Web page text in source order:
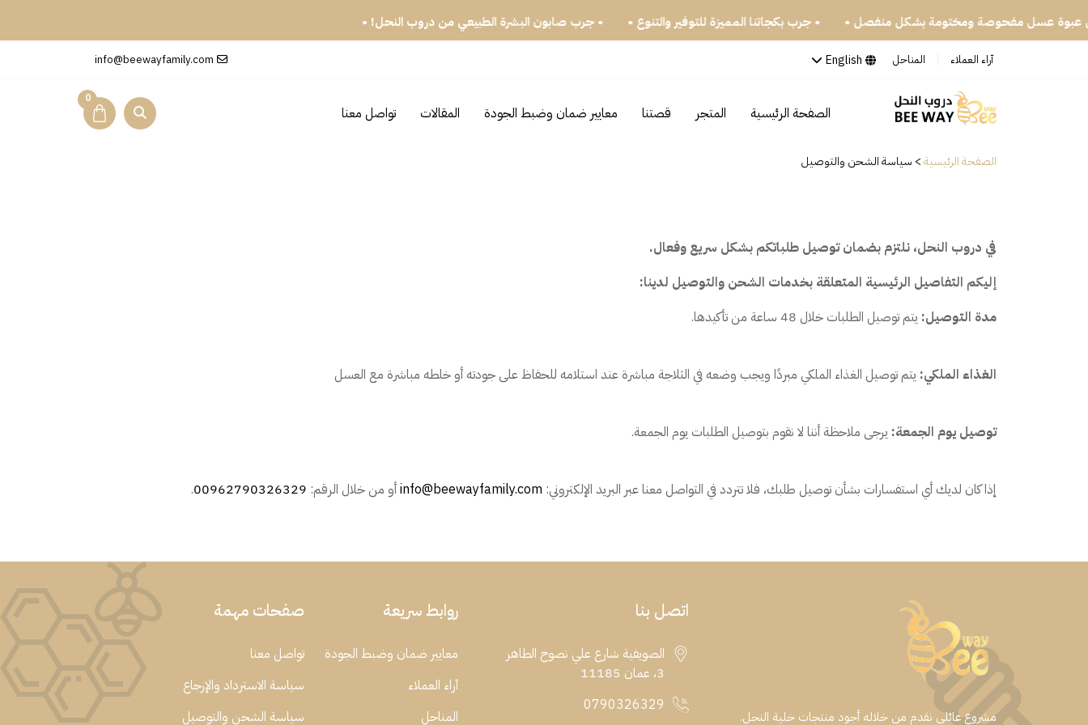
كل عبوة عسل مفحوصة ومختومة بشكل منفصل • • جرب بكجاتنا المميزة للتوفير والتنوع • • جرب صابون البشرة الطبيعي من دروب النحل! •
آراء العملاء المناحل English
info@beewayfamily.com
الصفحة الرئيسية المتجر قصتنا معايير ضمان وضبط الجودة المقالات تواصل معنا
0
الصفحة الرئيسية> سياسة الشحن والتوصيل
في دروب النحل، نلتزم بضمان توصيل طلباتكم بشكل سريع وفعال.
إليكم التفاصيل الرئيسية المتعلقة بخدمات الشحن والتوصيل لدينا:
مدة التوصيل: يتم توصيل الطلبات خلال 48 ساعة من تأكيدها.
الغذاء الملكي: يتم توصيل الغذاء الملكي مبردًا ويجب وضعه في الثلاجة مباشرة عند استلامه للحفاظ على جودته أو خلطه مباشرة مع العسل
توصيل يوم الجمعة: يرجى ملاحظة أننا لا نقوم بتوصيل الطلبات يوم الجمعة.
إذا كان لديك أي استفسارات بشأن توصيل طلبك، فلا تتردد في التواصل معنا عبر البريد الإلكتروني:info@beewayfamily.comأو من خلال الرقم: 00962790326329
.
مشروع عائلي نقدم من خلاله أجود منتجات خلية النحل.
اتصل بنا
الصويفية شارع علي نصوح الطاهر
3، عمان 11185
0790326329
روابط سريعة
معايير ضمان وضبط الجودة
آراء العملاء
المناحل
صفحات مهمة
تواصل معنا
سياسة الاسترداد والإرجاع
سياسة الشحن والتوصيل